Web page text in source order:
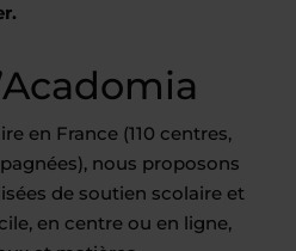
en France (110 centres,
nous proposons
de soutien scolaire et
en centre ou en ligne,